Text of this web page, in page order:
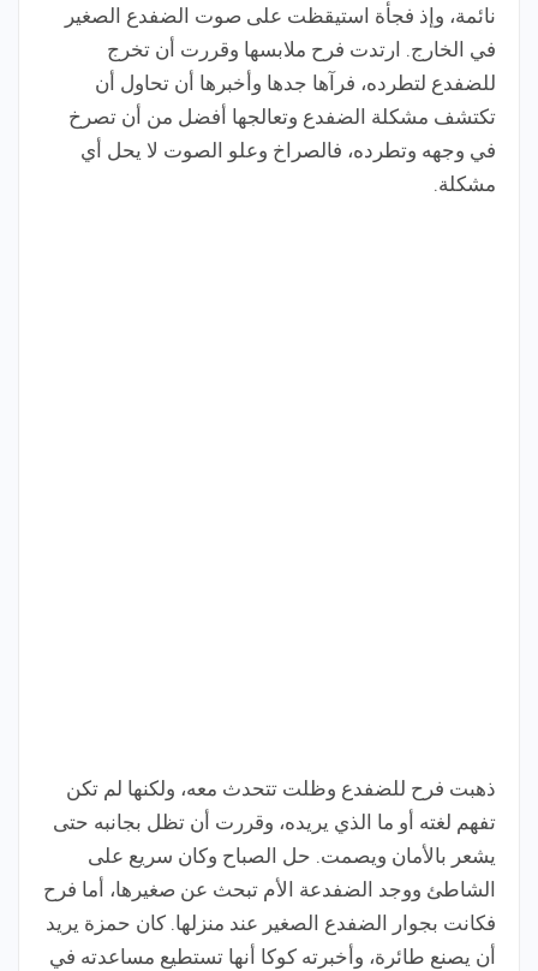
نائمة، وإذ فجأة استيقظت على صوت الضفدع الصغير
في الخارج. ارتدت فرح ملابسها وقررت أن تخرج
للضفدع لتطرده، فرآها جدها وأخبرها أن تحاول أن
تكتشف مشكلة الضفدع وتعالجها أفضل من أن تصرخ
في وجهه وتطرده، فالصراخ وعلو الصوت لا يحل أي
مشكلة.
ذهبت فرح للضفدع وظلت تتحدث معه، ولكنها لم تكن
تفهم لغته أو ما الذي يريده، وقررت أن تظل بجانبه حتى
يشعر بالأمان ويصمت. حل الصباح وكان سريع على
الشاطئ ووجد الضفدعة الأم تبحث عن صغيرها، أما فرح
فكانت بجوار الضفدع الصغير عند منزلها. كان حمزة يريد
أن يصنع طائرة، وأخبرته كوكا أنها تستطيع مساعدته في